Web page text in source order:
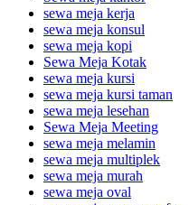
sewa meja kerja
sewa meja konsul
sewa meja kopi
Sewa Meja Kotak
sewa meja kursi
sewa meja kursi taman
sewa meja lesehan
Sewa Meja Meeting
sewa meja melamin
sewa meja multiplek
sewa meja murah
sewa meja oval